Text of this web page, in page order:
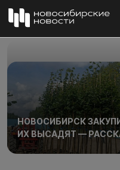
НОВОСИБИРСК
ИХ ВЫСАДЯТ —